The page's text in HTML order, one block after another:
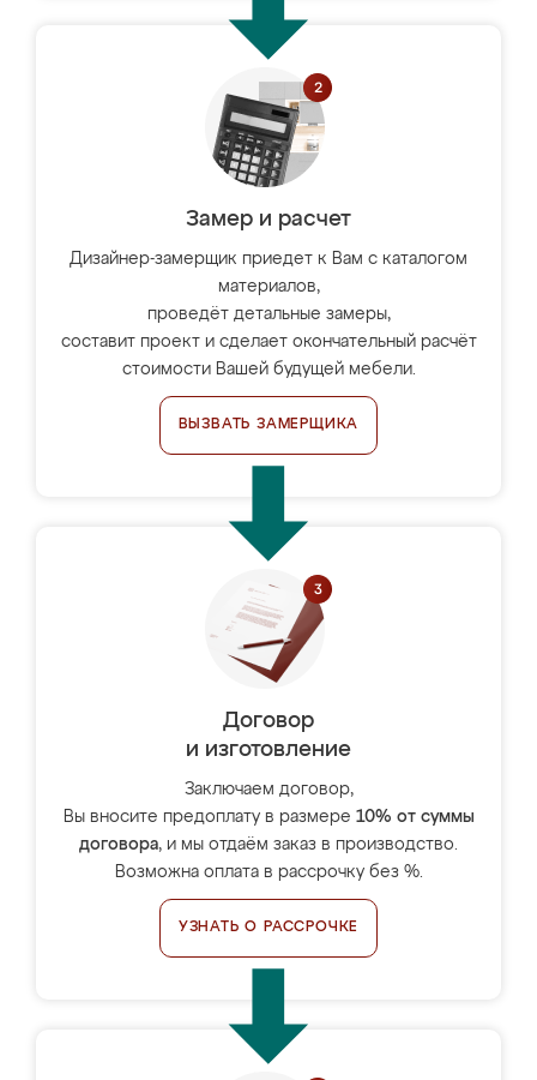
Замер и расчет
Дизайнер-замерщик приедет к Вам с каталогом
материалов,
проведёт детальные замеры,
составит проект и сделает окончательный расчёт
стоимости Вашей будущей мебели.
ВЫЗВАТЬ ЗАМЕРЩИКА
Договор
и изготовление
Заключаем договор,
Вы вносите предоплату в размере 10% от суммы
договора, и мы отдаём заказ в производство.
Возможна оплата в рассрочку без %.
УЗНАТЬ О РАССРОЧКЕ